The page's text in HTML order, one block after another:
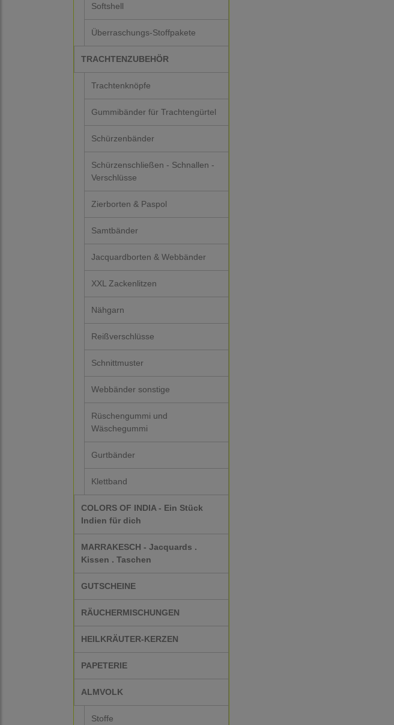
Softshell
Überraschungs-Stoffpakete
TRACHTENZUBEHÖR
Trachtenknöpfe
Gummibänder für Trachtengürtel
Schürzenbänder
Schürzenschließen - Schnallen -
Verschlüsse
Zierborten & Paspol
Samtbänder
Jacquardborten & Webbänder
XXL Zackenlitzen
Nähgarn
Reißverschlüsse
Schnittmuster
Webbänder sonstige
Rüschengummi und
Wäschegummi
Gurtbänder
Klettband
COLORS OF INDIA - Ein Stück
Indien für dich
MARRAKESCH - Jacquards .
Kissen . Taschen
GUTSCHEINE
RÄUCHERMISCHUNGEN
HEILKRÄUTER-KERZEN
PAPETERIE
ALMVOLK
Stoffe